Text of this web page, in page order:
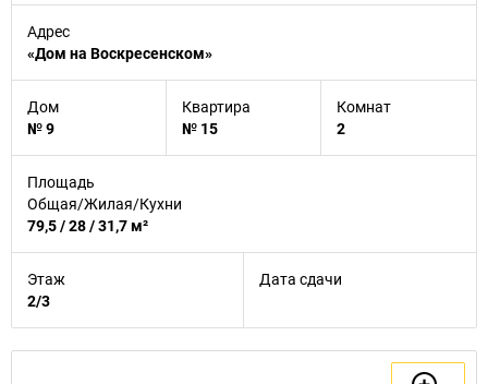
Адрес
«Дом на Воскресенском»
Дом
№ 9
Квартира
№ 15
Комнат
2
Площадь
Общая/Жилая/Кухни
79,5 / 28 / 31,7 м²
Этаж
2/3
Дата сдачи